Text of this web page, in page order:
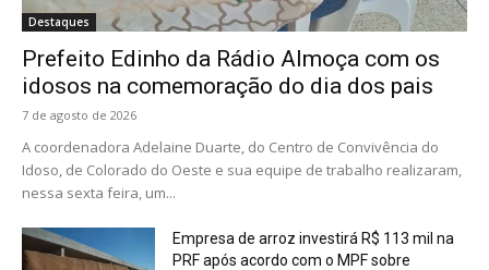
Destaques
Prefeito Edinho da Rádio Almoça com os
idosos na comemoração do dia dos pais
7 de agosto de 2026
A coordenadora Adelaine Duarte, do Centro de Convivência do
Idoso, de Colorado do Oeste e sua equipe de trabalho realizaram,
nessa sexta feira, um...
Empresa de arroz investirá R$ 113 mil na
PRF após acordo com o MPF sobre